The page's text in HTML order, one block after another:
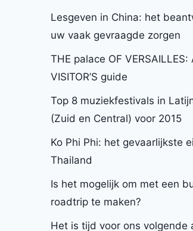
Lesgeven in China: het
uw vaak gevraagde zorgen
THE palace OF
VISITOR’S guide
Top 8 muziekfestivals in
(Zuid en Central) voor 2015
Ko Phi Phi: het gevaarlijkste
Thailand
Is het mogelijk om met een
roadtrip te maken?
Het is tijd voor ons volgende